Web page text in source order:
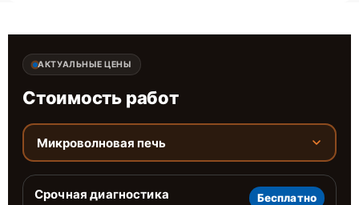
АКТУАЛЬНЫЕ ЦЕНЫ
Стоимость работ
Микроволновая печь
Срочная диагностика Бесплатно